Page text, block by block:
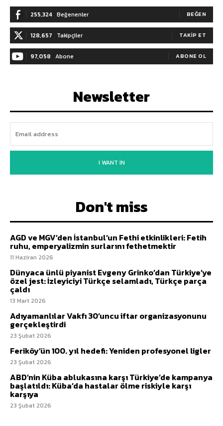
255,324 Beğenenler BEĞEN
128,657 Takipçiler TAKIP ET
97,058 Abone ABONE OL
Newsletter
I WANT IN
Don't miss
AGD ve MGV’den İstanbul’un Fethi etkinlikleri: Fetih
ruhu, emperyalizmin surlarını fethetmektir
11 Haziran 2026
Dünyaca ünlü piyanist Evgeny Grinko’dan Türkiye’ye
özel jest: İzleyiciyi Türkçe selamladı, Türkçe parça
çaldı
13 Mart 2026
Adıyamanlılar Vakfı 30’uncu iftar organizasyonunu
gerçekleştirdi
23 Şubat 2026
Feriköy’ün 100. yıl hedefi: Yeniden profesyonel ligler
23 Şubat 2026
ABD’nin Küba ablukasına karşı Türkiye’de kampanya
başlatıldı: Küba’da hastalar ölme riskiyle karşı
karşıya
23 Şubat 2026